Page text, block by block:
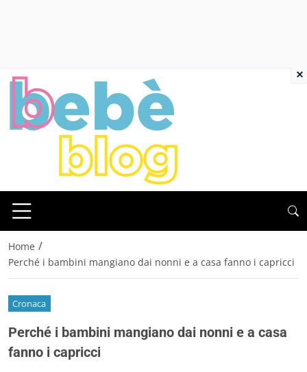
Home /
Perché i bambini mangiano dai nonni e a casa fanno i capricci
Cronaca
Perché i bambini mangiano dai nonni e a casa
fanno i capricci
×